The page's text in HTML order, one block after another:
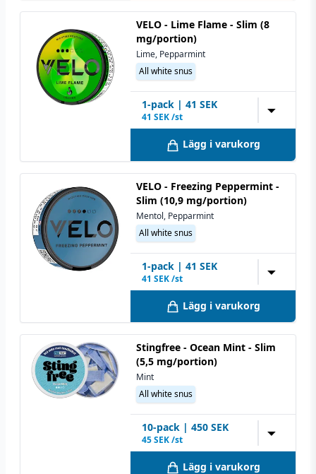
VELO - Lime Flame - Slim (8
mg/portion)
Lime, Pepparmint
All white snus
1-pack | 41 SEK
41 SEK /st
▼
Lägg i varukorg
VELO - Freezing Peppermint -
Slim (10,9 mg/portion)
Mentol, Pepparmint
All white snus
1-pack | 41 SEK
41 SEK /st
▼
Lägg i varukorg
Stingfree - Ocean Mint - Slim
(5,5 mg/portion)
Mint
All white snus
10-pack | 450 SEK
45SEK /st
▼
Lägg i varukorg